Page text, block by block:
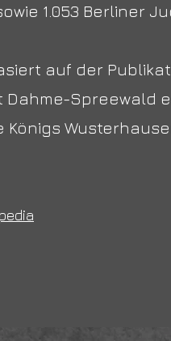
1.053 Berliner
auf der
Spreewald